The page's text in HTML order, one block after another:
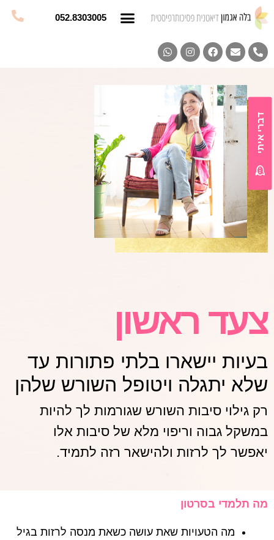
052.8303005
צעד ראשון
בעיות יישארו בלתי פתורות עד
שלא יתגלה ויטופל השורש שלהן
רק גילוי סיבות השורש שגורמות לך להיות
במשקל גבוה וריפוי מלא של סיבות אלו
יאפשר לך לרזות ולהישאר רזה לתמיד.
מה תלמדי בסרטון
מה הטעויות שאת עושה כשאת מנסה לרזות בגיל
דברי איתי